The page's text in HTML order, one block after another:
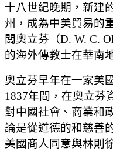
十八世紀晚期，新建
州，成為中美貿易的
闆奧立芬（D. W. C.
的海外傳教士在華南
奧立芬早年在一家美
1837年間，在奧立芬
對中國社會、商業和
論是從道德的和慈善
美國商人同意與林則